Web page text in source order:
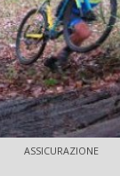
ASSICURAZIONE